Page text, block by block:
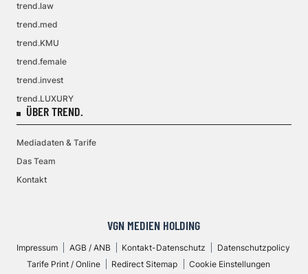
trend.law
trend.med
trend.KMU
trend.female
trend.invest
trend.LUXURY
ÜBER TREND.
Mediadaten & Tarife
Das Team
Kontakt
VGN MEDIEN HOLDING
Impressum AGB / ANB Kontakt-Datenschutz
Datenschutzpolicy
Tarife Print / Online
Redirect Sitemap Cookie Einstellungen